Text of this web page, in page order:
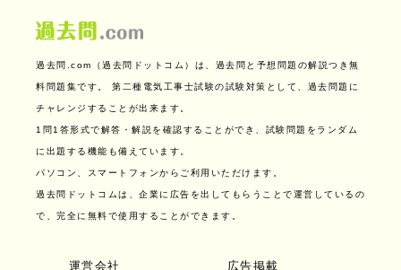
過去問.com（過去問ドットコム）は、過去問と予想問題の解説つき無
料問題集です。 第二種電気工事士試験の試験対策として、過去問題に
チャレンジすることが出来ます。
1問1答形式で解答・解説を確認することができ、試験問題をランダム
に出題する機能も備えています。
パソコン、スマートフォンからご利用いただけます。
過去問ドットコムは、企業に広告を出してもらうことで運営しているの
で、完全に無料で使用することができます。
運営会社 広告掲載